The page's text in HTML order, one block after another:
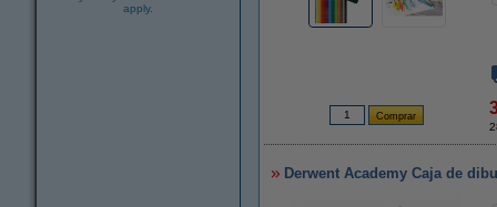
apply.
Derwent Academy Caja de